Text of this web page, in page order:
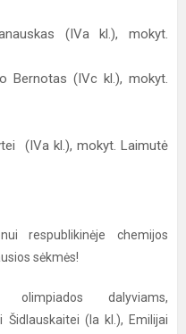
(IVa kl.), mokyt.
Bernotas (IVc kl.), mokyt.
(IVa kl.), mokyt. Laimutė
respublikinėje chemijos
sėkmės!
dalyviams,
(Ia kl.), Emilijai